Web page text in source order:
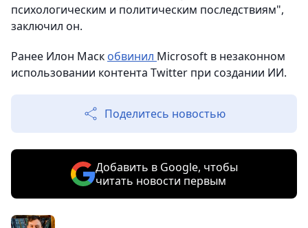
психологическим и политическим последствиям",
заключил он.
Ранее Илон Маск обвинил Microsoft в незаконном
использовании контента Twitter при создании ИИ.
Поделитесь новостью
Добавить в Google, чтобы
читать новости первым